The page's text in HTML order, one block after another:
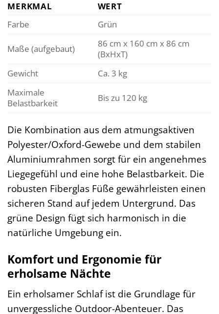
MERKMAL
WERT
Farbe
Grün
Maße (aufgebaut)
86 cm x 160 cm x 86 cm
(BxHxT)
Gewicht
Ca. 3 kg
Maximale
Belastbarkeit
Bis zu 120 kg
Die Kombination aus dem atmungsaktiven
Polyester/Oxford-Gewebe und dem stabilen
Aluminiumrahmen sorgt für ein angenehmes
Liegegefühl und eine hohe Belastbarkeit. Die
robusten Fiberglas Füße gewährleisten einen
sicheren Stand auf jedem Untergrund. Das
grüne Design fügt sich harmonisch in die
natürliche Umgebung ein.
Komfort und Ergonomie für
erholsame Nächte
Ein erholsamer Schlaf ist die Grundlage für
unvergessliche Outdoor-Abenteuer. Das